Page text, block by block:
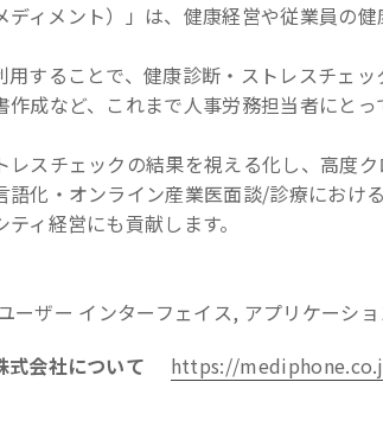
ディメント）」は、健康経営や従業員の
用することで、健康診断・ストレスチェ
作成など、これまで人事労務担当者にと
レスチェックの結果を視える化し、高度
語化・オンライン産業医面談/診療におけ
ィ経営にも貢献します。
会社について https://